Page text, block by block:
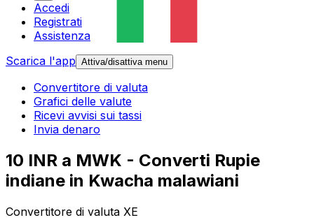
Accedi
Registrati
Assistenza
Scarica l'app Attiva/disattiva menu
Convertitore di valuta
Grafici delle valute
Ricevi avvisi sui tassi
Invia denaro
10 INR a MWK - Converti Rupie
indiane in Kwacha malawiani
Convertitore di valuta XE